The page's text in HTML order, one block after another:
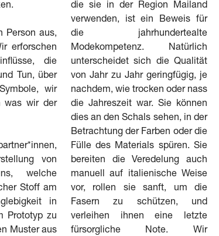
Person aus,
erforschen
die
Tun, über
wir
was wir der
von
welche
Stoff am
in
Prototyp zu
Muster aus
die sie in der Region Mailand
verwenden, ist ein Beweis für
die jahrhundertealte
Modekompetenz. Natürlich
unterscheidet sich die Qualität
von Jahr zu Jahr geringfügig, je
nachdem, wie trocken oder nass
die Jahreszeit war. Sie können
dies an den Schals sehen, in der
Betrachtung der Farben oder die
Fülle des Materials spüren. Sie
bereiten die Veredelung auch
manuell auf italienische Weise
vor, rollen sie sanft, um die
Fasern zu schützen, und
verleihen ihnen eine letzte
fürsorgliche Note. Wir